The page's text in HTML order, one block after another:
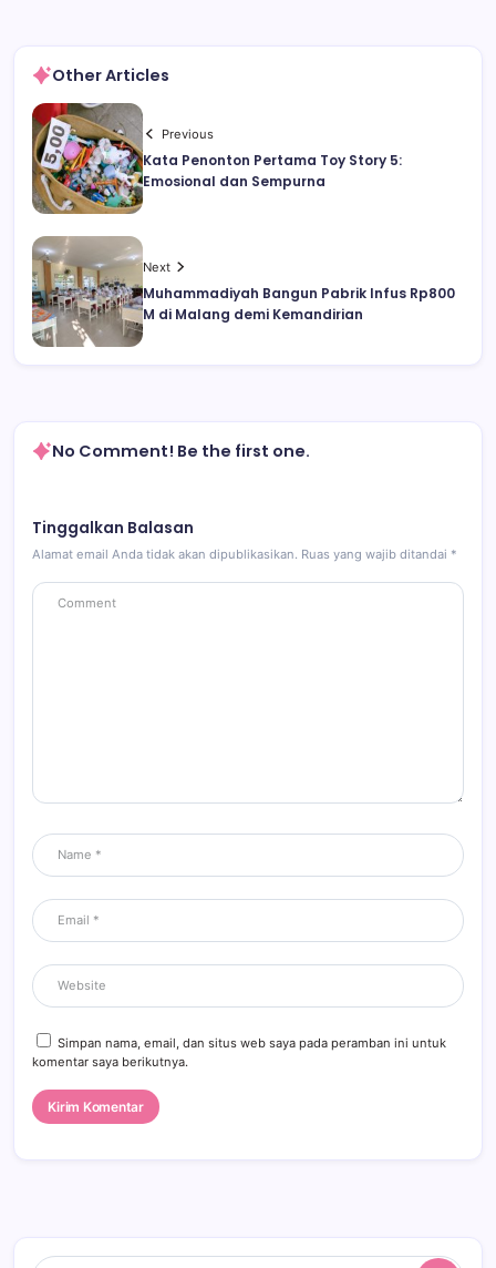
Other Articles
Previous
Kata Penonton Pertama Toy Story 5:
Emosional dan Sempurna
Next
Muhammadiyah Bangun Pabrik Infus Rp800
M di Malang demi Kemandirian
No Comment! Be the first one.
Tinggalkan Balasan
Alamat email Anda tidak akan dipublikasikan. Ruas yang wajib ditandai *
Simpan nama, email, dan situs web saya pada peramban ini untuk
komentar saya berikutnya.